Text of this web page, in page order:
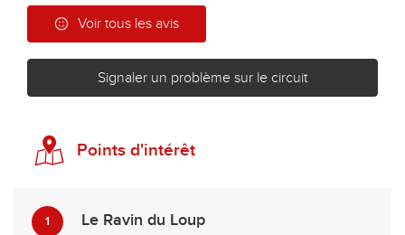
Voir tous les avis
Signaler un problème sur le circuit
Points d'intérêt
1 Le Ravin du Loup